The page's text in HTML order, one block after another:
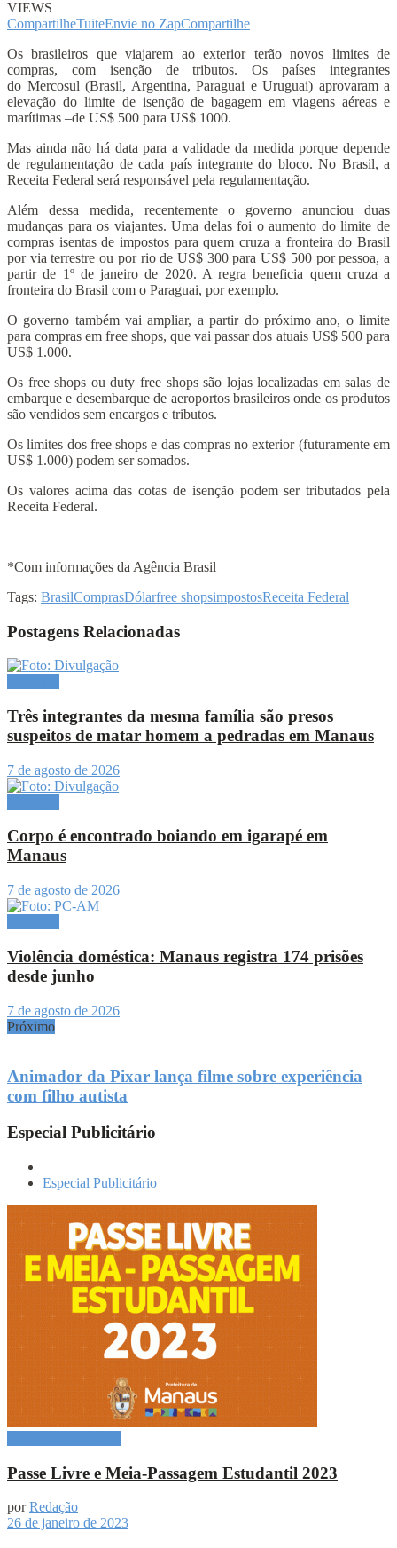
VIEWS
CompartilheTuiteEnvie no ZapCompartilhe
Os brasileiros que viajarem ao exterior terão novos limites de
compras, com isenção de tributos. Os países integrantes
do Mercosul (Brasil, Argentina, Paraguai e Uruguai) aprovaram a
elevação do limite de isenção de bagagem em viagens aéreas e
marítimas –de US$ 500 para US$ 1000.
Mas ainda não há data para a validade da medida porque depende
de regulamentação de cada país integrante do bloco. No Brasil, a
Receita Federal será responsável pela regulamentação.
Além dessa medida, recentemente o governo anunciou duas
mudanças para os viajantes. Uma delas foi o aumento do limite de
compras isentas de impostos para quem cruza a fronteira do Brasil
por via terrestre ou por rio de US$ 300 para US$ 500 por pessoa, a
partir de 1º de janeiro de 2020. A regra beneficia quem cruza a
fronteira do Brasil com o Paraguai, por exemplo.
O governo também vai ampliar, a partir do próximo ano, o limite
para compras em free shops, que vai passar dos atuais US$ 500 para
US$ 1.000.
Os free shops ou duty free shops são lojas localizadas em salas de
embarque e desembarque de aeroportos brasileiros onde os produtos
são vendidos sem encargos e tributos.
Os limites dos free shops e das compras no exterior (futuramente em
US$ 1.000) podem ser somados.
Os valores acima das cotas de isenção podem ser tributados pela
Receita Federal.
*Com informações da Agência Brasil
Tags: BrasilComprasDólarfree shopsimpostosReceita Federal
Postagens Relacionadas
Três integrantes da mesma família são presos
suspeitos de matar homem a pedradas em Manaus
7 de agosto de 2026
Corpo é encontrado boiando em igarapé em
Manaus
7 de agosto de 2026
Violência doméstica: Manaus registra 174 prisões
desde junho
7 de agosto de 2026
Próximo
Animador da Pixar lança filme sobre experiência
com filho autista
Especial Publicitário
Especial Publicitário
Passe Livre e Meia-Passagem Estudantil 2023
por Redação
26 de janeiro de 2023